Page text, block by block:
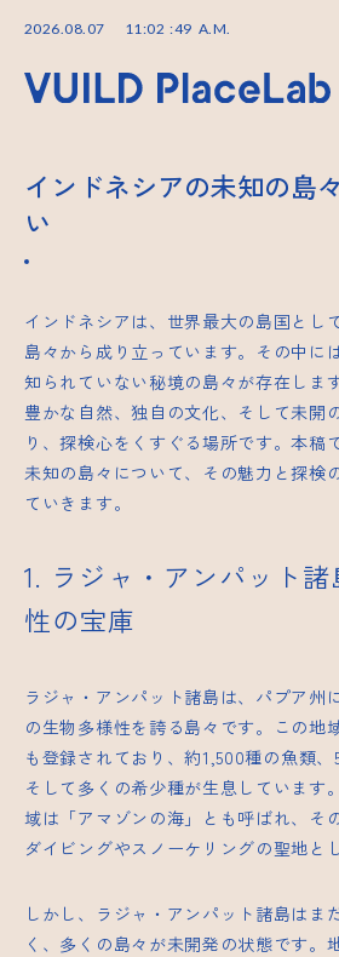
2026.08.07 11:02 :50 A.M.
インドネシアの未知の島
い
インドネシアは、世界最大の島国とし
島々から成り立っています。その中に
知られていない秘境の島々が存在しま
豊かな自然、独自の文化、そして未開
り、探検心をくすぐる場所です。本稿
未知の島々について、その魅力と探検
ていきます。
1. ラジャ・アンパット
性の宝庫
ラジャ・アンパット諸島は、パプア州
の生物多様性を誇る島々です。この地
も登録されており、約1,500種の魚類、
そして多くの希少種が生息しています
域は「アマゾンの海」とも呼ばれ、そ
ダイビングやスノーケリングの聖地と
しかし、ラジャ・アンパット諸島はま
く、多くの島々が未開発の状態です。